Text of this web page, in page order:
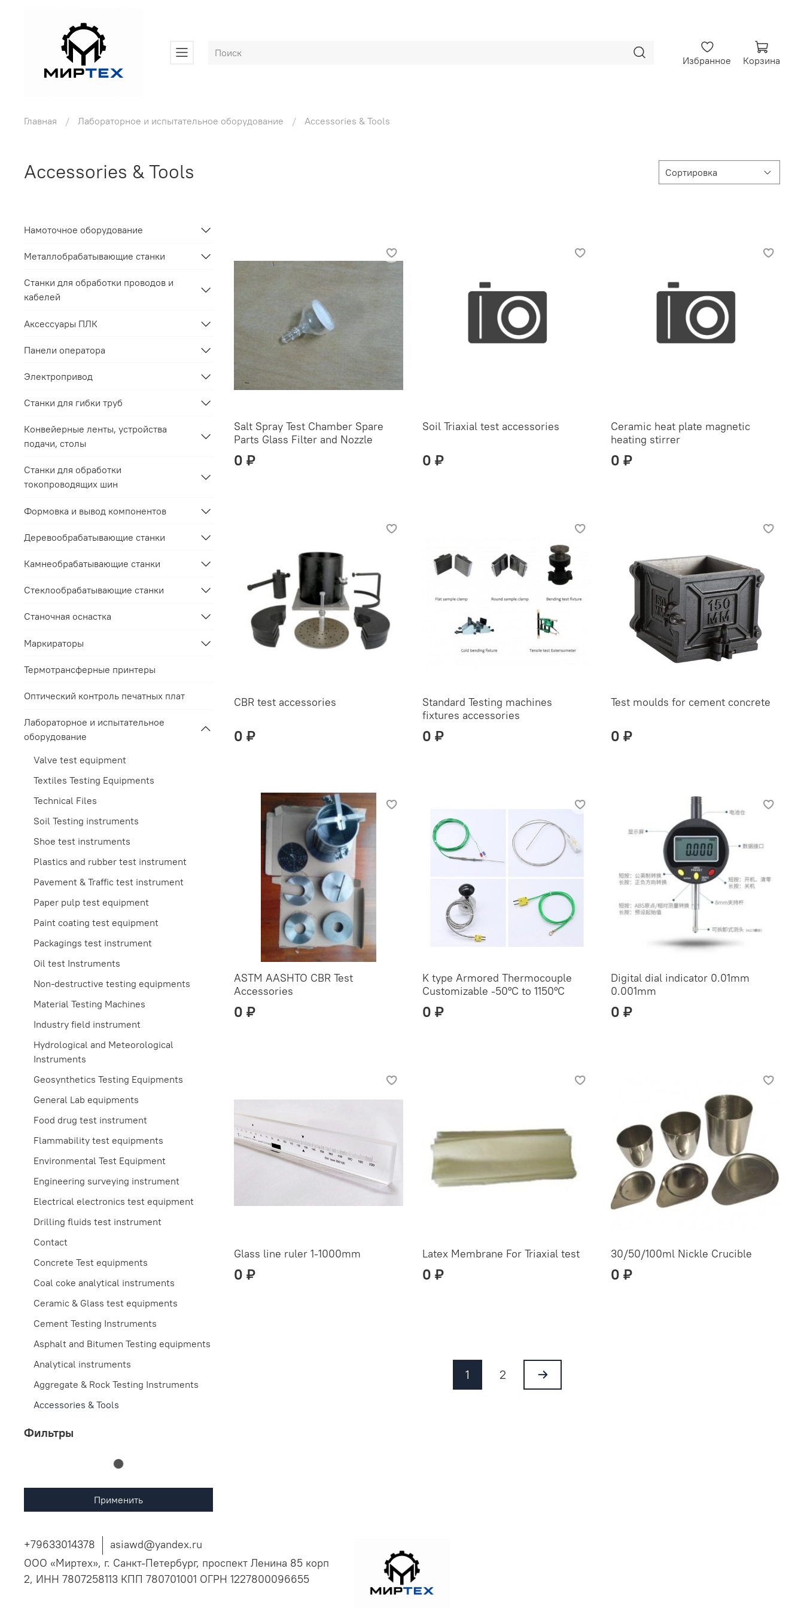
Избранное Корзина
Главная Лабораторное и испытательное оборудование Accessories & Tools
Accessories & Tools
Salt Spray Test Chamber Spare
Parts Glass Filter and Nozzle
0 ₽
Soil Triaxial test accessories
0 ₽
Ceramic heat plate magnetic
heating stirrer
0 ₽
CBR test accessories
0 ₽
Standard Testing machines
fixtures accessories
0 ₽
Test moulds for cement concrete
0 ₽
ASTM AASHTO CBR Test
Accessories
0 ₽
K type Armored Thermocouple
Customizable -50°C to 1150°C
0 ₽
Digital dial indicator 0.01mm
0.001mm
0 ₽
Glass line ruler 1-1000mm
0 ₽
Latex Membrane For Triaxial test
0 ₽
30/50/100ml Nickle Crucible
0 ₽
1 2
Намоточное оборудование
Металлобрабатывающие станки
Станки для обработки проводов и
кабелей
Аксессуары ПЛК
Панели оператора
Электропривод
Станки для гибки труб
Конвейерные ленты, устройства
подачи, столы
Станки для обработки
токопроводящих шин
Формовка и вывод компонентов
Деревообрабатывающие станки
Камнеобрабатывающие станки
Стеклообрабатывающие станки
Станочная оснастка
Маркираторы
Термотрансферные принтеры
Оптический контроль печатных плат
Лабораторное и испытательное
оборудование
Valve test equipment
Textiles Testing Equipments
Technical Files
Soil Testing instruments
Shoe test instruments
Plastics and rubber test instrument
Pavement & Traffic test instrument
Paper pulp test equipment
Paint coating test equipment
Packagings test instrument
Oil test Instruments
Non-destructive testing equipments
Material Testing Machines
Industry field instrument
Hydrological and Meteorological
Instruments
Geosynthetics Testing Equipments
General Lab equipments
Food drug test instrument
Flammability test equipments
Environmental Test Equipment
Engineering surveying instrument
Electrical electronics test equipment
Drilling fluids test instrument
Contact
Concrete Test equipments
Coal coke analytical instruments
Ceramic & Glass test equipments
Cement Testing Instruments
Asphalt and Bitumen Testing equipments
Analytical instruments
Aggregate & Rock Testing Instruments
Accessories & Tools
Фильтры
Применить
+79633014378
asiawd@yandex.ru
ООО «Миртех», г. Санкт-Петербург, проспект Ленина 85 корп
2, ИНН 7807258113 КПП 780701001 ОГРН 1227800096655